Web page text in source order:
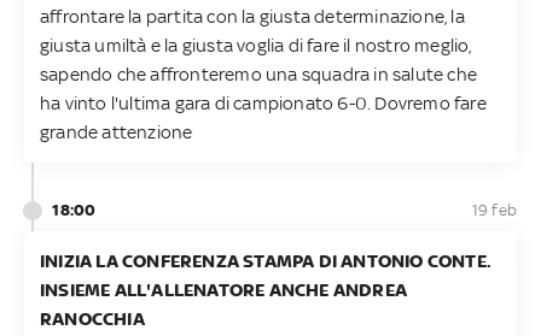
affrontare la partita con la giusta determinazione, la
giusta umiltà e la giusta voglia di fare il nostro meglio,
sapendo che affronteremo una squadra in salute che
ha vinto l'ultima gara di campionato 6-0. Dovremo fare
grande attenzione
18:00 19 feb
INIZIA LA CONFERENZA STAMPA DI ANTONIO CONTE.
INSIEME ALL'ALLENATORE ANCHE ANDREA
RANOCCHIA